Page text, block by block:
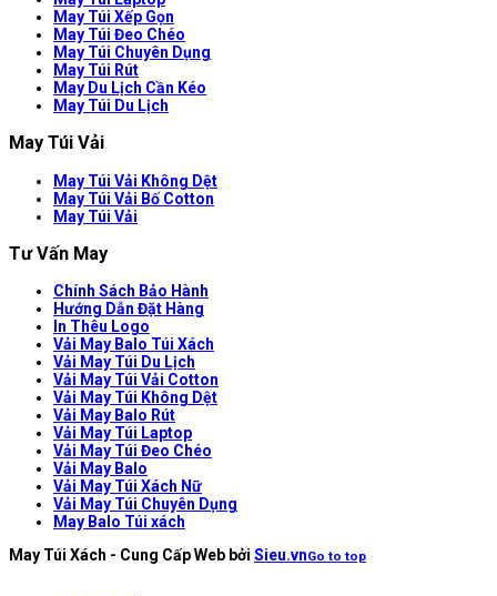
May Túi Xếp Gọn
May Túi Đeo Chéo
May Túi Chuyên Dụng
May Túi Rút
May Du Lịch Cần Kéo
May Túi Du Lịch
May Túi Vải
May Túi Vải Không Dệt
May Túi Vải Bố Cotton
May Túi Vải
Tư Vấn May
Chính Sách Bảo Hành
Hướng Dẫn Đặt Hàng
In Thêu Logo
Vải May Balo Túi Xách
Vải May Túi Du Lịch
Vải May Túi Vải Cotton
Vải May Túi Không Dệt
Vải May Balo Rút
Vải May Túi Laptop
Vải May Túi Đeo Chéo
Vải May Balo
Vải May Túi Xách Nữ
Vải May Túi Chuyên Dụng
May Balo Túi xách
May Túi Xách - Cung Cấp Web bởi Sieu.vnGo to top